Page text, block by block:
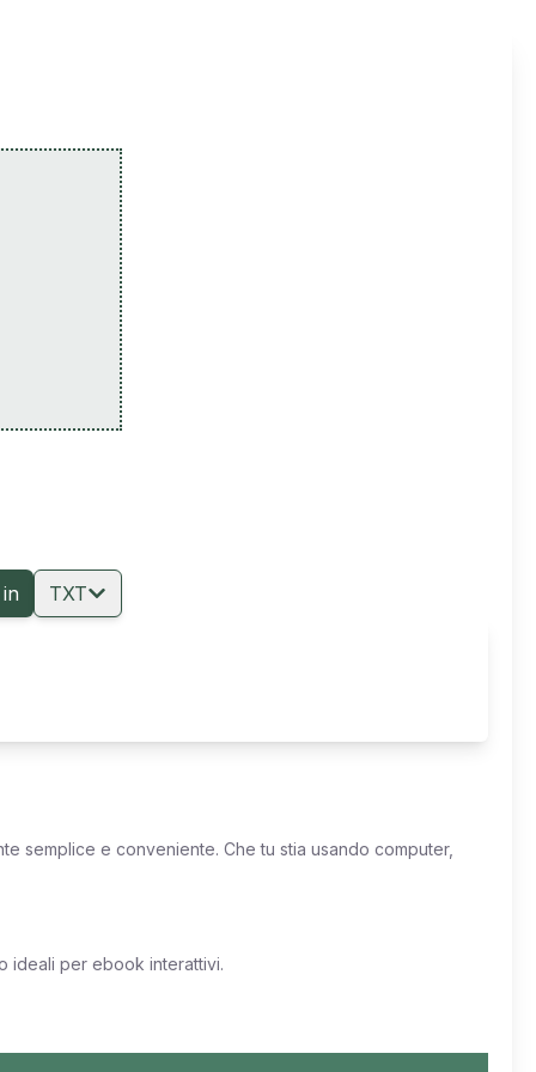
TXT
semplice e conveniente. Che tu stia usando computer,
ideali per ebook interattivi.